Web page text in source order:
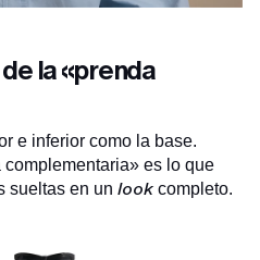
la «prenda
e inferior como la base.
es lo que
sueltas en un look completo.